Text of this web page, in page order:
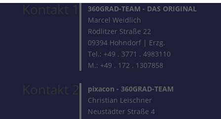
Kontakt 1 360GRAD-TEAM - DAS ORIGINAL
Marcel Weidlich
Rödlitzer Straße 22
09394 Hohndorf | Erzg.
Tel.: +49 . 3771 . 4983110
M.: +49 . 172 . 1307858
Kontakt 2 pixacon - 360GRAD-TEAM
Christian Leischner
Neustädter Straße 4